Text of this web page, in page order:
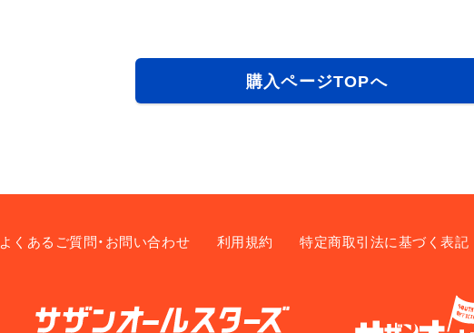
購入ページTOPへ
よくあるご質問・お問い合わせ 利用規約 特定商取引法に基づく表記